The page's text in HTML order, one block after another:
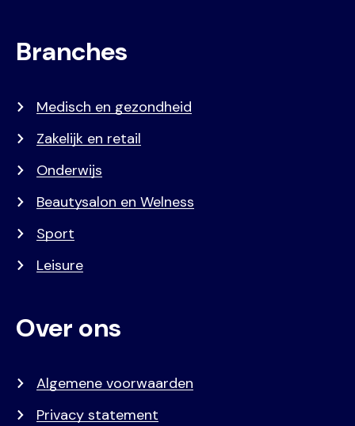
Branches
Medisch en gezondheid
Zakelijk en retail
Onderwijs
Beautysalon en Welness
Sport
Leisure
Over ons
Algemene voorwaarden
Privacy statement